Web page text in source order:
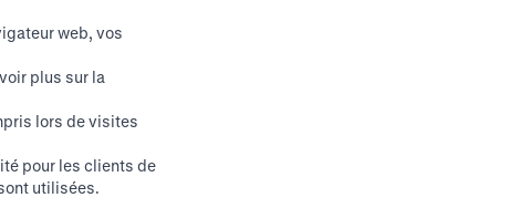
web, vos
plus sur la
lors de visites
pour les clients de
utilisées.